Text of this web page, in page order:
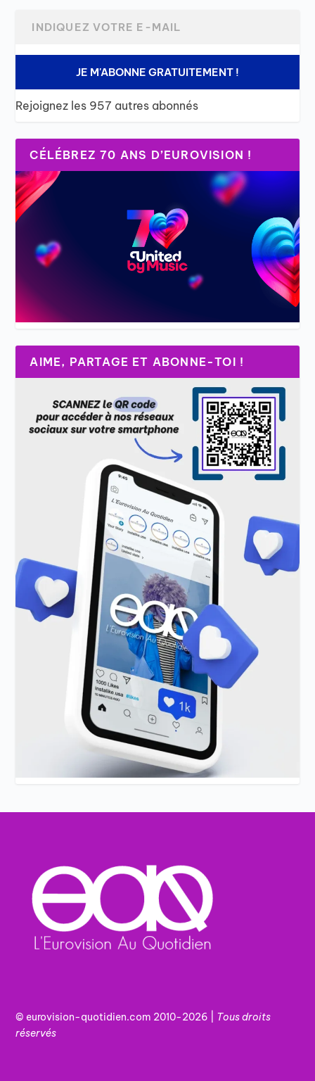
JE M'ABONNE GRATUITEMENT !
Rejoignez les 957 autres abonnés
CÉLÉBREZ 70 ANS D’EUROVISION !
AIME, PARTAGE ET ABONNE-TOI !
© eurovision-quotidien.com 2010-2026 | Tousdroits
réservés